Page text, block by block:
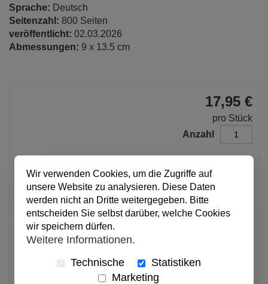
Sprache: Deutsch
Seitenzahl: 800 Seiten
veröffentlicht: 02.03.2026
Abmessungen: 9 x 13.5 cm
17,95 €
pro Stück
Anzahl
In den Warenkorb
Alle Preise inkl. MwSt.
Artikel merken
Wir verwenden Cookies, um die Zugriffe auf
unsere Website zu analysieren. Diese Daten
werden nicht an Dritte weitergegeben. Bitte
entscheiden Sie selbst darüber, welche Cookies
wir speichern dürfen.
Weitere Informationen.
Technische
Statistiken
Marketing